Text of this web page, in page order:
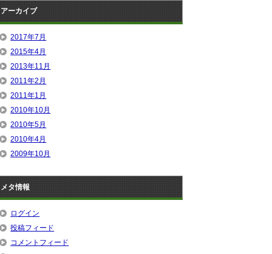
アーカイブ
2017年7月
2015年4月
2013年11月
2011年2月
2011年1月
2010年10月
2010年5月
2010年4月
2009年10月
メタ情報
ログイン
投稿フィード
コメントフィード